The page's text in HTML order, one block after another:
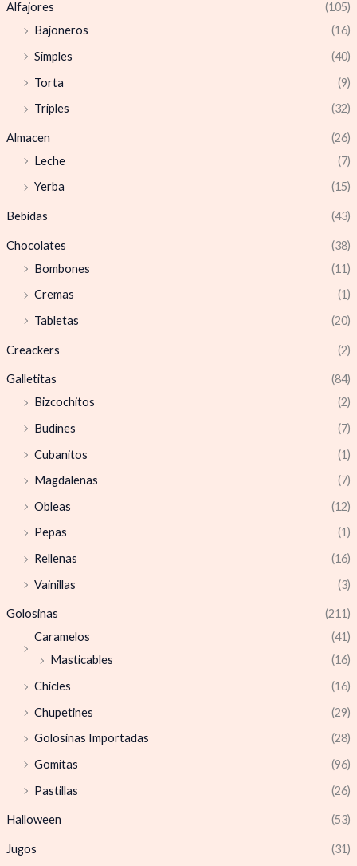
Alfajores
(105)
Bajoneros
(16)
Simples
(40)
Torta
(9)
Triples
(32)
Almacen
(26)
Leche
(7)
Yerba
(15)
Bebidas (43)
Chocolates
(38)
Bombones
(11)
Cremas
(1)
Tabletas
(20)
Creackers (2)
Galletitas
(84)
Bizcochitos
(2)
Budines
(7)
Cubanitos
(1)
Magdalenas
(7)
Obleas
(12)
Pepas
(1)
Rellenas
(16)
Vainillas
(3)
Golosinas
(211)
Caramelos
(41)
Masticables
(16)
Chicles
(16)
Chupetines
(29)
Golosinas Importadas
(28)
Gomitas
(96)
Pastillas
(26)
Halloween (53)
Jugos (31)